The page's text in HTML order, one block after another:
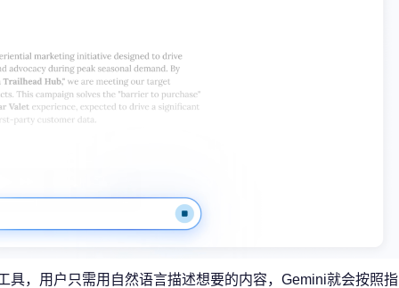
具，用户只需用自然语言描述想要的内容，Gemini就会按照指